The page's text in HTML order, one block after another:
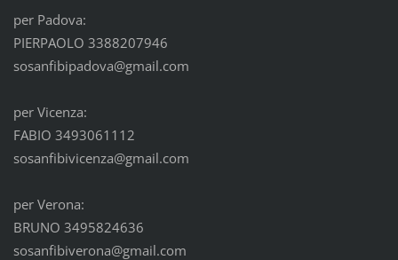
per Padova:
PIERPAOLO 3388207946
sosanfibipadova@gmail.com
per Vicenza:
FABIO 3493061112
sosanfibivicenza@gmail.com
per Verona:
BRUNO 3495824636
sosanfibiverona@gmail.com